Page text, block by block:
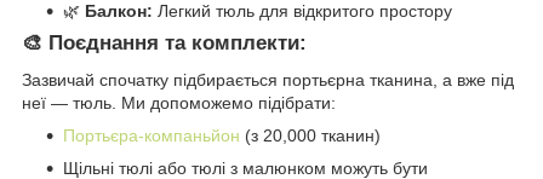
🌿 Балкон: Легкий тюль для відкритого простору
🎨 Поєднання та комплекти:
Зазвичай спочатку підбирається портьєрна тканина, а вже під
неї — тюль. Ми допоможемо підібрати:
Портьєра-компаньйон (з 20,000 тканин)
Щільні тюлі або тюлі з малюнком можуть бути